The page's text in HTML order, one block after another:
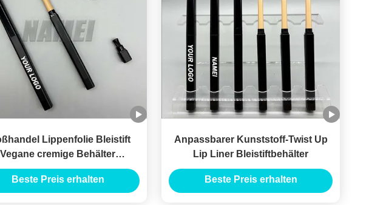
Lippenfolie Bleistift
Vegane cremige Behälter
Custom Logo
Privatetikett
Beste Preis erhalten
Anpassbarer Kunststoff-Twist Up
Lip Liner Bleistiftbehälter
Beste Preis erhalten